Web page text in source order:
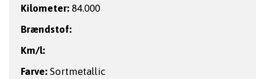
Kilometer: 84.000
Brændstof:
Km/l:
Farve: Sortmetallic